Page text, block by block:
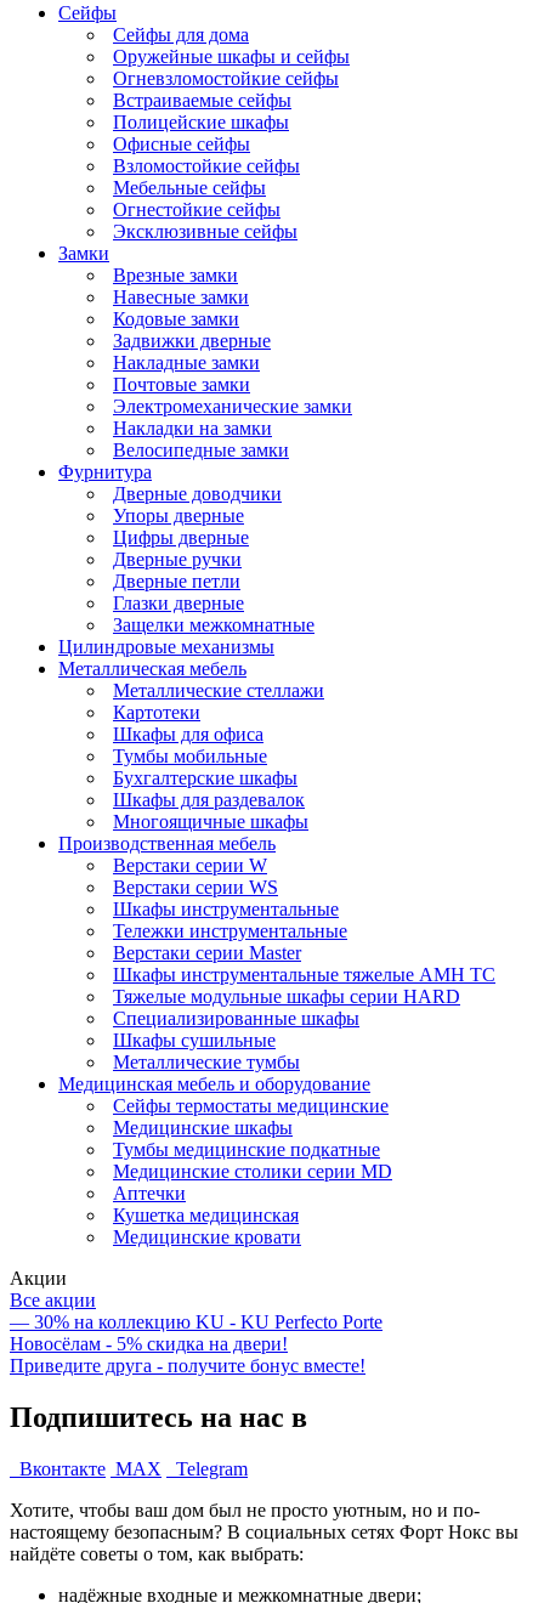
Сейфы
Сейфы для дома
Оружейные шкафы и сейфы
Огневзломостойкие сейфы
Встраиваемые сейфы
Полицейские шкафы
Офисные сейфы
Взломостойкие сейфы
Мебельные сейфы
Огнестойкие сейфы
Эксклюзивные сейфы
Замки
Врезные замки
Навесные замки
Кодовые замки
Задвижки дверные
Накладные замки
Почтовые замки
Электромеханические замки
Накладки на замки
Велосипедные замки
Фурнитура
Дверные доводчики
Упоры дверные
Цифры дверные
Дверные ручки
Дверные петли
Глазки дверные
Защелки межкомнатные
Цилиндровые механизмы
Металлическая мебель
Металлические стеллажи
Картотеки
Шкафы для офиса
Тумбы мобильные
Бухгалтерские шкафы
Шкафы для раздевалок
Многоящичные шкафы
Производственная мебель
Верстаки серии W
Верстаки серии WS
Шкафы инструментальные
Тележки инструментальные
Верстаки серии Master
Шкафы инструментальные тяжелые AMH TC
Тяжелые модульные шкафы серии HARD
Cпециализированные шкафы
Шкафы сушильные
Металлические тумбы
Медицинская мебель и оборудование
Сейфы термостаты медицинские
Медицинские шкафы
Тумбы медицинские подкатные
Медицинские столики серии MD
Аптечки
Кушетка медицинская
Медицинские кровати
Акции
Все акции
— 30% на коллекцию KU - KU Perfecto Porte
Новосёлам - 5% скидка на двери!
Приведите друга - получите бонус вместе!
Подпишитесь на нас в
Вконтакте MAX
Telegram
Хотите, чтобы ваш дом был не просто уютным, но и по-
настоящему безопасным? В социальных сетях Форт Нокс вы
найдёте советы о том, как выбрать:
надёжные входные и межкомнатные двери;